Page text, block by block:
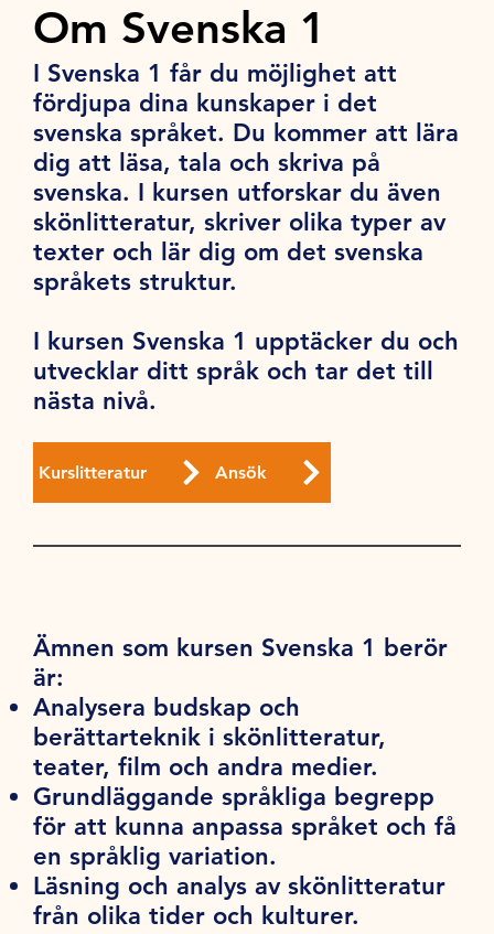
Om Svenska 1
I Svenska 1 får du möjlighet att
fördjupa dina kunskaper i det
svenska språket. Du kommer att lära
dig att läsa, tala och skriva på
svenska. I kursen utforskar du även
skönlitteratur, skriver olika typer av
texter och lär dig om det svenska
språkets struktur.
I kursen Svenska 1 upptäcker du och
utvecklar ditt språk och tar det till
nästa nivå.
Kurslitteratur Ansök
Ämnen som kursen Svenska 1 berör
är:
Analysera budskap och
berättarteknik i skönlitteratur,
teater, film och andra medier.
Grundläggande språkliga begrepp
för att kunna anpassa språket och få
en språklig variation.
Läsning och analys av skönlitteratur
från olika tider och kulturer.